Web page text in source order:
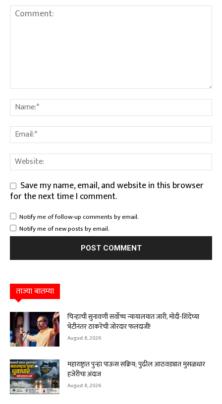
Save my name, email, and website in this browser
for the next time I comment.
Notify me of follow-up comments by email.
Notify me of new posts by email.
ताज्या बातम्या
चिन्हाची सुनावणी सर्वोच्च न्यायालयात जारी, मोदी-शिंदेंच्या
भेटीनंतर ठाकरेंची जोरदार फलंदाजी!
August 8, 2026
महाराष्ट्रात पुन्हा पाऊस सक्रिय; पुढील आठवड्यात मुसळधार
हजेरीचा अंदाज
August 8, 2026